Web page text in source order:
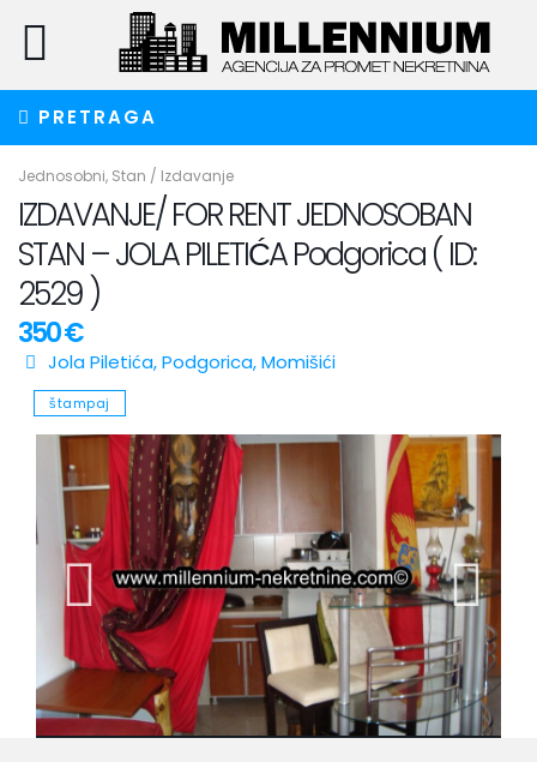
PRETRAGA
Jednosobni, Stan / Izdavanje
IZDAVANJE/ FOR RENT JEDNOSOBAN
STAN – JOLA PILETIĆA Podgorica ( ID:
2529 )
350 €
Jola Piletića,Podgorica,Momišići
štampaj